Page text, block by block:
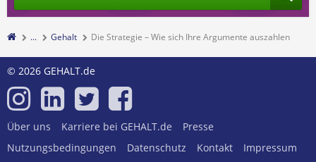
... Gehalt Die Strategie – Wie sich Ihre Argumente auszahlen
© 2026 GEHALT.de
Über uns Karriere bei GEHALT.de
Presse
Nutzungsbedingungen
Datenschutz Kontakt Impressum